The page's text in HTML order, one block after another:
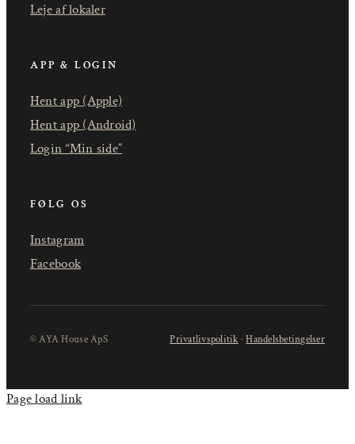
Leje af lokaler
APP & LOGIN
Hent app (Apple)
Hent app (Android)
Login “Min side”
FØLG OS
Instagram
Facebook
© AYA House ApS Privatlivspolitik ·Handelsbetingelser
Page load link